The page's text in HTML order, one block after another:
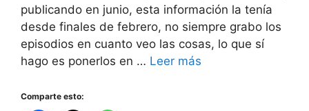
publicando en junio, esta información la tenía
desde finales de febrero, no siempre grabo los
episodios en cuanto veo las cosas, lo que sí
hago es ponerlos en … Leer más
Comparte esto: